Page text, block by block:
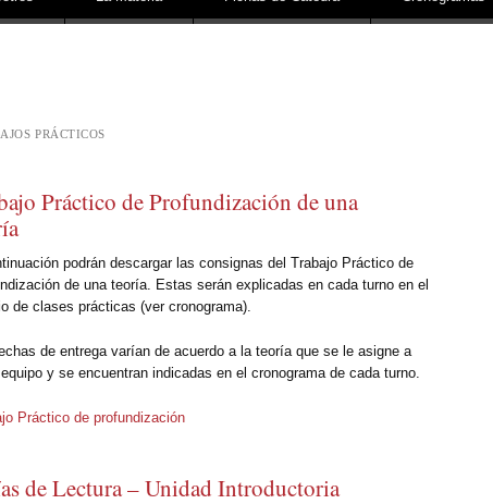
PRÁCTICOS
Práctico de Profundización de una
podrán descargar las consignas del Trabajo Práctico de
de una teoría. Estas serán explicadas en cada turno en el
de clases prácticas (ver cronograma).
de entrega varían de acuerdo a la teoría que se le asigne a
y se encuentran indicadas en el cronograma de cada turno.
Práctico de profundización
de Lectura – Unidad Introductoria